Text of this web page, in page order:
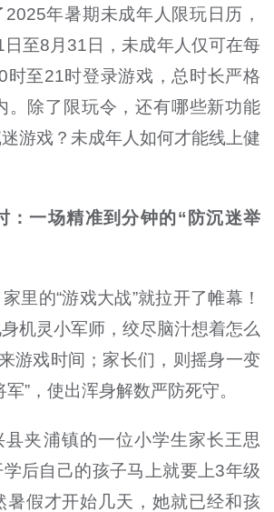
年暑期未成年人限玩日历，
至8月31日，未成年人仅可在每
时至21时登录游戏，总时长严格
。除了限玩令，还有哪些新功能
游戏？未成年人如何才能线上健
：一场精准到分钟的“防沉迷举
里的“游戏大战”就拉开了帷幕！
机灵小军师，绞尽脑汁想着怎么
游戏时间；家长们，则摇身一变
军”，使出浑身解数严防死守。
县夹浦镇的一位小学生家长王思
后自己的孩子马上就要上3年级
暑假才开始几天，她就已经和孩